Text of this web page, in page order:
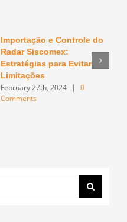
Importação e Controle do
Radar Siscomex:
Estratégias para Evitar
Limitações
February 27th, 2024 |
0
Comments